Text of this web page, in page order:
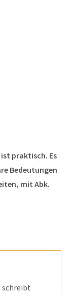
praktisch. Es
Bedeutungen
mit Abk.
schreibt